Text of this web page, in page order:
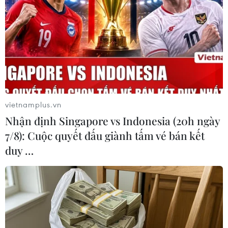
SEA Games 33: Đội tuyển Vật
Việt Nam khẳng định vị trí số một khu vực
Trên 500.000 USD hỗ trợ các hộ dân ở Lào Cai
xây nhà mới sau bão Yagi
Sau bão Yagi, chợ hải sản Quảng Ninh
“hồi sinh” kịp thời phục vụ Tết 2025
“hồi sinh” kịp thời phục vụ Tết 2025
Thiên tai bão lũ
vietnamplus.vn
Nhận định Singapore vs Indonesia (20h ngày
7/8): Cuộc quyết đấu giành tấm vé bán kết
duy …